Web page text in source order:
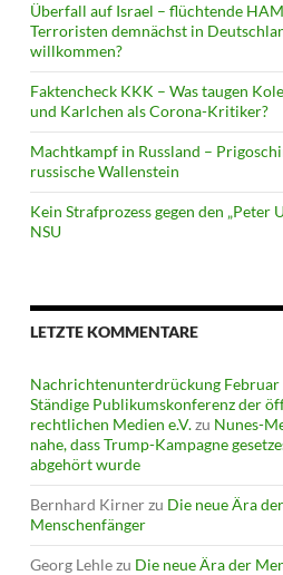
Überfall auf Israel – flüchtende
Terroristen demnächst in
willkommen?
Faktencheck KKK – Was taugen
und Karlchen als Corona-Kritiker?
Machtkampf in Russland –
russische Wallenstein
Kein Strafprozess gegen den „Peter
NSU
LETZTE KOMMENTARE
Nachrichtenunterdrückung Februar
Ständige Publikumskonferenz der
rechtlichen Medien e.V.zu Nunes-
nahe, dass Trump-Kampagne
abgehört wurde
Bernhard Kirnerzu Die neue Ära der
Menschenfänger
Georg Lehlezu Die neue Ära der